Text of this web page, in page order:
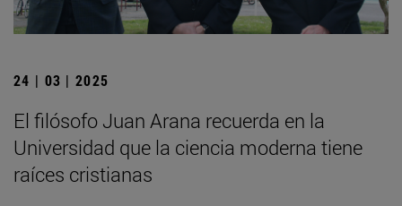
24 | 03 | 2025
El filósofo Juan Arana recuerda en la
Universidad que la ciencia moderna tiene
raíces cristianas